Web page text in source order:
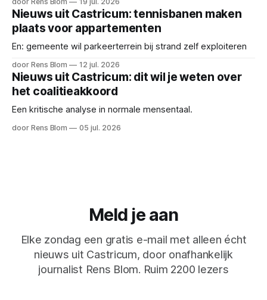
Nieuws uit Castricum: tennisbanen maken
plaats voor appartementen
En: gemeente wil parkeerterrein bij strand zelf exploiteren
door Rens Blom 12 jul. 2026
Nieuws uit Castricum: dit wil je weten over
het coalitieakkoord
Een kritische analyse in normale mensentaal.
door Rens Blom 05 jul. 2026
Meld je aan
Elke zondag een gratis e-mail met alleen écht
nieuws uit Castricum, door onafhankelijk
journalist Rens Blom. Ruim 2200 lezers